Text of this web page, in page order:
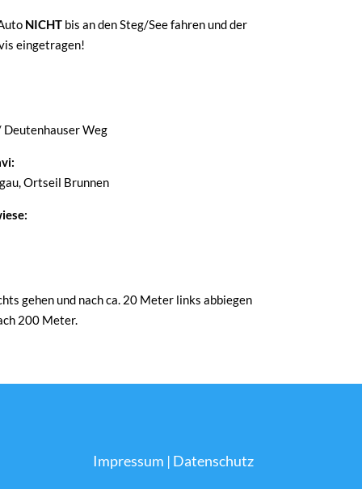
NICHT bis an den Steg/See fahren und der
eingetragen!
Weg
Ortseil Brunnen
gehen und nach ca. 20 Meter links abbiegen
200 Meter.
Impressum | Datenschutz